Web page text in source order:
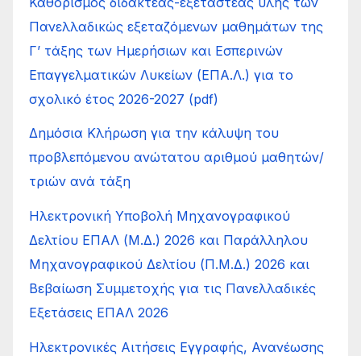
Πανελλαδικώς εξεταζόμενων μαθημάτων της
Γ’ τάξης των Ημερήσιων και Εσπερινών
Επαγγελματικών Λυκείων (ΕΠΑ.Λ.) για το
σχολικό έτος 2026-2027 (pdf)
Δημόσια Κλήρωση για την κάλυψη του
προβλεπόμενου ανώτατου αριθμού μαθητών/
τριών ανά τάξη
Ηλεκτρονική Υποβολή Μηχανογραφικού
Δελτίου ΕΠΑΛ (Μ.Δ.) 2026 και Παράλληλου
Μηχανογραφικού Δελτίου (Π.Μ.Δ.) 2026 και
Βεβαίωση Συμμετοχής για τις Πανελλαδικές
Εξετάσεις ΕΠΑΛ 2026
Ηλεκτρονικές Αιτήσεις Εγγραφής, Ανανέωσης